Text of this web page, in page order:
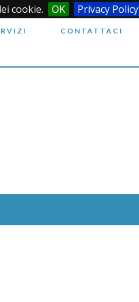
cookie. OK Privacy Policy
CONTATTACI